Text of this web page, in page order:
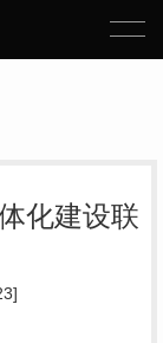
化建设联